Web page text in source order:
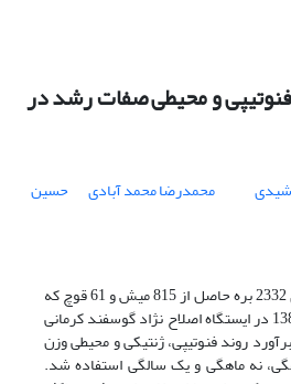
فنوتیپی و محیطی صفات رشد در
محمدرضا محمد آبادی حسین
در این پژوهش از داده‌های 2332 بره حاصل از 815 میش و 61 قوچ که
در طی سال‌های 1372 تا 1383 در ایستگاه اصلاح نژاد گوسفند کرمانی
روند فنوتیپی، ژنتیکی و محیطی وزن
نه ماهگی و یک سالگی استفاده شد.